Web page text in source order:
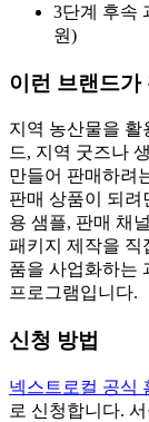
3단계 후속
원)
이런 브랜드가
지역 농산물을 활
드, 지역 굿즈나
만들어 판매하려
판매 상품이 되려
용 샘플, 판매 채
패키지 제작을 직
품을 사업화하는
프로그램입니다.
신청 방법
넥스트로컬 공식
로 신청합니다.